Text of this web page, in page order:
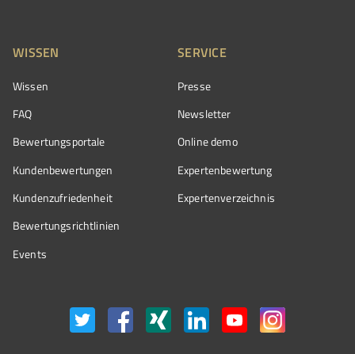
WISSEN
Wissen
FAQ
Bewertungsportale
Kundenbewertungen
Kundenzufriedenheit
Bewertungs­richtlinien
Events
SERVICE
Presse
Newsletter
Online demo
Expertenbewertung
Expertenverzeichnis